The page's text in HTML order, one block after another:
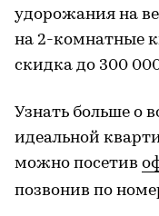
удорожания на
на 2-комнатные
скидка до 300
Узнать больше о
идеальной
можно посетив
позвонив по